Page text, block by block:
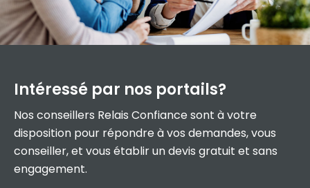
Intéressé par nos portails?
Nos conseillers Relais Confiance sont à votre
disposition pour répondre à vos demandes, vous
conseiller, et vous établir un devis gratuit et sans
engagement.